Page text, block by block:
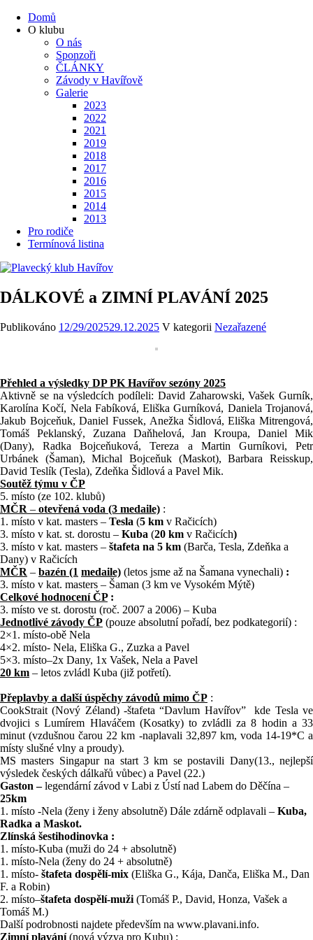
Domů
O klubu
O nás
Sponzoři
ČLÁNKY
Závody v Havířově
Galerie
2023
2022
2021
2019
2018
2017
2016
2015
2014
2013
Pro rodiče
Termínová listina
DÁLKOVÉ a ZIMNÍ PLAVÁNÍ 2025
Publikováno 12/29/202529.12.2025 V kategorii Nezařazené
Přehled a výsledky DP PK Havířov sezóny 2025
Aktivně se na výsledcích podíleli: David Zaharowski, Vašek Gurník,
Karolína Kočí, Nela Fabíková, Eliška Gurníková, Daniela Trojanová,
Jakub Bojceňuk, Daniel Fussek, Anežka Šidlová, Eliška Mitrengová,
Tomáš Peklanský, Zuzana Daňhelová, Jan Kroupa, Daniel Mik
(Dany), Radka Bojceňuková, Tereza a Martin Gurníkovi, Petr
Urbánek (Šaman), Michal Bojceňuk (Maskot), Barbara Reisskup,
David Teslík (Tesla), Zdeňka Šidlová a Pavel Mik.
Soutěž týmu v ČP
5. místo (ze 102. klubů)
MČR – otevřená voda (3 medaile) :
1. místo v kat. masters – Tesla (5 km v Račicích)
3. místo v kat. st. dorostu – Kuba (20 km v Račicích)
3. místo v kat. masters – štafeta na 5 km (Barča, Tesla, Zdeňka a
Dany) v Račicích
MČR – bazén (1 medaile) (letos jsme až na Šamana vynechali) :
3. místo v kat. masters – Šaman (3 km ve Vysokém Mýtě)
Celkové hodnocení ČP:
3. místo ve st. dorostu (roč. 2007 a 2006) – Kuba
Jednotlivé závody ČP (pouze absolutní pořadí, bez podkategorií) :
2×1. místo-obě Nela
4×2. místo- Nela, Eliška G., Zuzka a Pavel
5×3. místo–2x Dany, 1x Vašek, Nela a Pavel
20 km – letos zvládl Kuba (již potřetí).
Přeplavby a další úspěchy závodů mimo ČP :
CookStrait (Nový Zéland) -štafeta “Davlum Havířov”
kde Tesla ve
dvojici s Lumírem Hlaváčem (Kosatky) to zvládli za 8 hodin a 33
minut (vzdušnou čarou 22 km -naplavali 32,897 km, voda 14-19*C a
místy slušné vlny a proudy).
MS masters Singapur na start 3 km se postavili Dany(13., nejlepší
výsledek českých dálkařů vůbec) a Pavel (22.)
Gaston–legendární závod v Labi z Ústí nad Labem do Děčína –
25km
1. místo -Nela (ženy i ženy absolutně) Dále zdárně odplavali – Kuba,
Radka a Maskot.
Zlínská šestihodinovka :
1. místo-Kuba (muži do 24 + absolutně)
1. místo-Nela (ženy do 24 + absolutně)
1. místo- štafeta dospělí-mix (Eliška G., Kája, Danča, Eliška M., Dan
F. a Robin)
2. místo–štafeta dospělí-muži (Tomáš P., David, Honza, Vašek a
Tomáš M.)
Další podrobnosti najdete především na www.plavani.info.
Zimní plavání(nová výzva pro Kubu) :